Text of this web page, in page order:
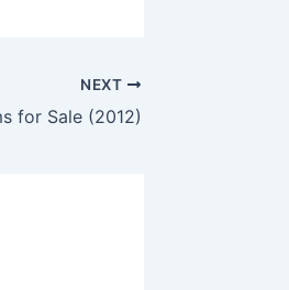
NEXT
for Sale (2012)